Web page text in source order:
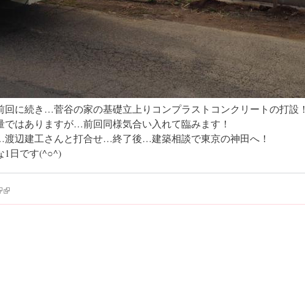
回に続き…菅谷の家の基礎立上りコンプラストコンクリートの打設！
ではありますが…前回同様気合い入れて臨みます！
辺建工さんと打合せ…終了後…建築相談で東京の神田へ！
1日です(^○^)
external)
is external)
is external)
(link is external)